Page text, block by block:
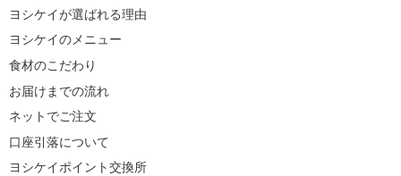
ヨシケイが選ばれる理由
ヨシケイのメニュー
食材のこだわり
お届けまでの流れ
ネットでご注文
口座引落について
ヨシケイポイント交換所